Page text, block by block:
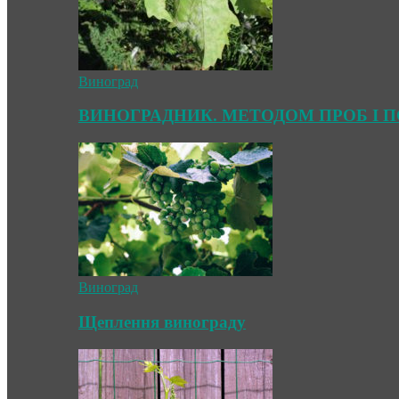
Виноград
ВИНОГРАДНИК. МЕТОДОМ ПРОБ І
Виноград
Щеплення винограду